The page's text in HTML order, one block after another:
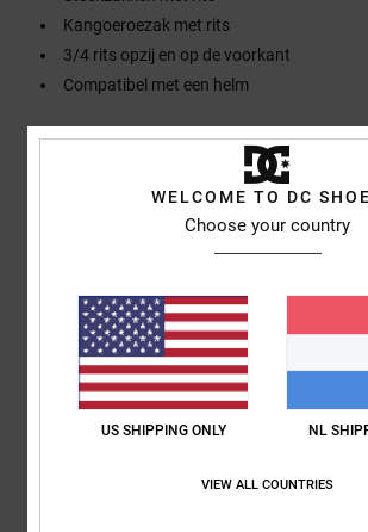
Kangoeroezak met rits
3/4 rits opzij en op de voorkant
Compatibel met een helm
Samenstelling[Hoofdstof] 100% nylon
Bezorging en Retour
Reviews van klanten
Gemiddelde score
4.0/5
WELCOME TO DC
Choose your country
US SHIPPING ONLY NL
VIEW ALL COUNTRIES